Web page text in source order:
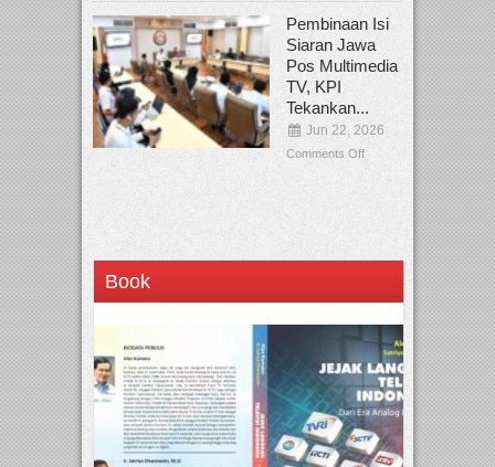
Pembinaan Isi
Siaran Jawa
Pos Multimedia
TV, KPI
Tekankan...
Jun 22, 2026
Comments Off
Book